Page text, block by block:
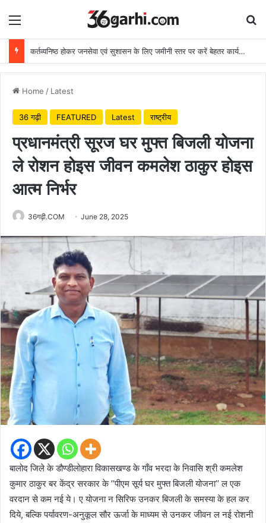
Menu
कर्तव्यनिष्ठ होकर जनसेवा एवं सुशासन के लिए जमीनी स्तर पर करें बेहतर कार्य: मुख्यमंत्री
Home / Latest
36 गढ़ी FEATURED Latest राष्ट्रीय
प्रधानमंत्री सूरज घर मुफ्त बिजली योजना
ले रोशन होइस जीवन कमलेश ठाकुर होइस
आत्म निर्भर
36गढ़ी.COM June 28, 2025
बालोद जिले के डौण्डीलोहारा विकासखण्ड के गाँव भरदा के निवासि श्री कमलेश
कुमार ठाकुर बर केंद्र सरकार के ’’पीएम सूर्य घर मुफ्त बिजली योजना’’ ल एक
वरदान से कम नई ये। ए योजना न सिरिफ उनकर बिजली के समस्या के हल कर
दिये, बल्कि पर्यावरण-अनुकूल सौर ऊर्जा के माध्यम से उनकर जीवन ल नई रोशनी